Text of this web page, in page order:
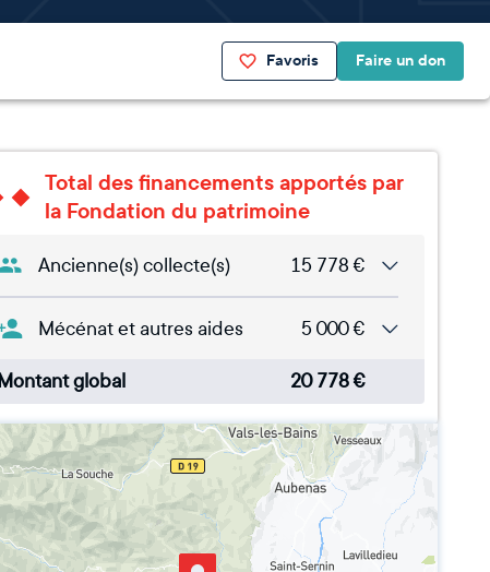
Favoris Faire un don
Total des financements apportés par
la Fondation du patrimoine
Ancienne(s) collecte(s) 15 778 €
Mécénat et autres aides 5 000€
Montant global 20 778€